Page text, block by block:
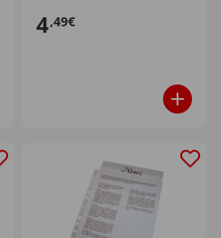
4,49€